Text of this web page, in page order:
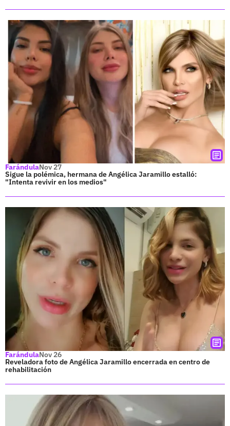
FarándulaNov 27
Sigue la polémica, hermana de Angélica Jaramillo estalló:
"Intenta revivir en los medios"
FarándulaNov 26
Reveladora foto de Angélica Jaramillo encerrada en centro de
rehabilitación